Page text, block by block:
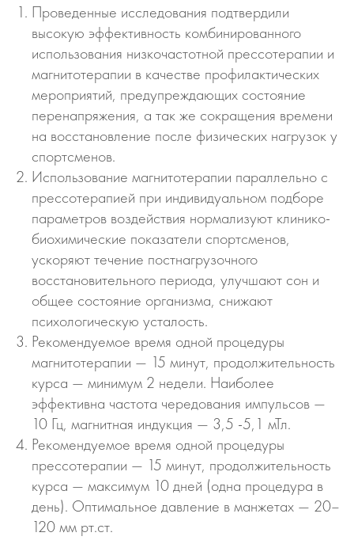
Проведенные исследования подтвердили
высокую эффективность комбинированного
использования низкочастотной прессотерапии и
магнитотерапии в качестве профилактических
мероприятий, предупреждающих состояние
перенапряжения, а так же сокращения времени
на восстановление после физических нагрузок у
спортсменов.
Использование магнитотерапии параллельно с
прессотерапией при индивидуальном подборе
параметров воздействия нормализуют клинико-
биохимические показатели спортсменов,
ускоряют течение постнагрузочного
восстановительного периода, улучшают сон и
общее состояние организма, снижают
психологическую усталость.
Рекомендуемое время одной процедуры
магнитотерапии — 15 минут, продолжительность
курса — минимум 2 недели. Наиболее
эффективна частота чередования импульсов —
10 Гц, магнитная индукция — 3,5 -5,1 мТл.
Рекомендуемое время одной процедуры
прессотерапии — 15 минут, продолжительность
курса — максимум 10 дней (одна процедура в
день). Оптимальное давление в манжетах — 20–
120 мм рт.ст.